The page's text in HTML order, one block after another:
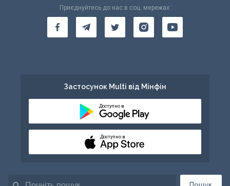
Приєднуйтесь до нас в соц. мережах:
Застосунок Multi від Мінфін
Доступно в
Доступно в